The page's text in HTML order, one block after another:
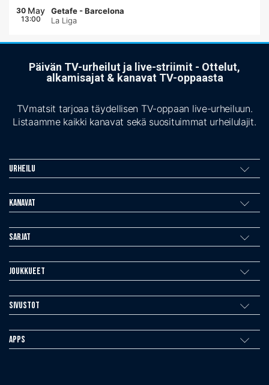
30 May
13:00
Getafe -Barcelona
La Liga
Päivän TV-urheilut ja live-striimit - Ottelut,
alkamisajat & kanavat TV-oppaasta
TVmatsit tarjoaa täydellisen TV-oppaan live-urheiluun.
Listaamme kaikki kanavat sekä suosituimmat urheilulajit.
Urheilu
Kanavat
Sarjat
Joukkueet
Sivustot
Apps